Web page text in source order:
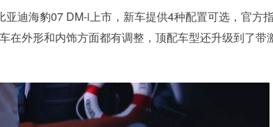
迪海豹07 DM-i上市，新车提供4种配置可选，官方
在外形和内饰方面都有调整，顶配车型还升级到了带